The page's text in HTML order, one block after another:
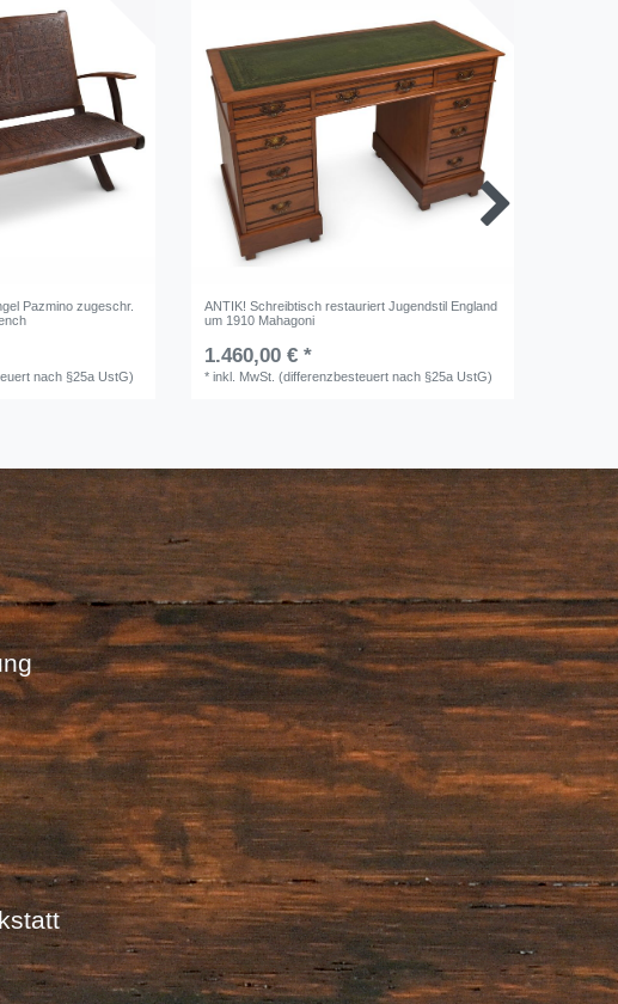
Pazmino zugeschr.
nach §25a UstG)
ANTIK! Schreibtisch restauriert Jugendstil England
um 1910 Mahagoni
1.460,00 € *
*inkl. MwSt. (differenzbesteuert nach §25a UstG)